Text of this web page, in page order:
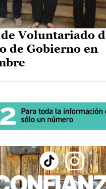
Voluntariado
de Gobierno en